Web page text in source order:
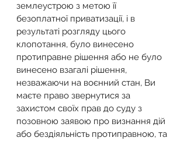
землеустрою з метою її
безоплатної приватизації, і в
результаті розгляду цього
клопотання, було винесено
протиправне рішення або не було
винесено взагалі рішення,
незважаючи на воєнний стан, Ви
маєте право звернутися за
захистом своїх прав до суду з
позовною заявою про визнання дій
або бездіяльність протиправною, та